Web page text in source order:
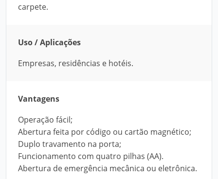
carpete.
Uso / Aplicações
Empresas, residências e hotéis.
Vantagens
Operação fácil;
Abertura feita por código ou cartão magnético;
Duplo travamento na porta;
Funcionamento com quatro pilhas (AA).
Abertura de emergência mecânica ou eletrônica.